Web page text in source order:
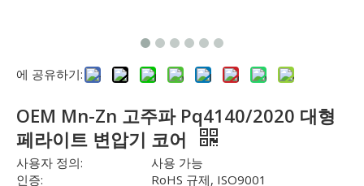
에 공유하기:
OEM Mn-Zn 고주파 Pq4140/2020 대형
페라이트 변압기 코어
사용자 정의:
사용 가능
인증:
RoHS 규제, ISO9001